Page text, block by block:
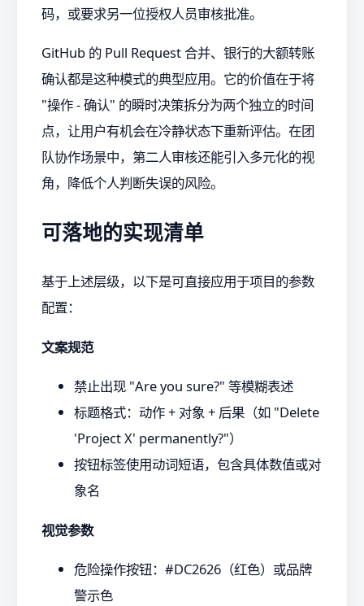
码，或要求另一位授权人员审核批准。
GitHub 的 Pull Request 合并、银行的大额转账
确认都是这种模式的典型应用。它的价值在于将
"操作 - 确认" 的瞬时决策拆分为两个独立的时间
点，让用户有机会在冷静状态下重新评估。在团
队协作场景中，第二人审核还能引入多元化的视
角，降低个人判断失误的风险。
可落地的实现清单
基于上述层级，以下是可直接应用于项目的参数
配置：
文案规范
禁止出现 "Are you sure?" 等模糊表述
标题格式：动作 + 对象 + 后果（如 "Delete
'Project X' permanently?"）
按钮标签使用动词短语，包含具体数值或对
象名
视觉参数
危险操作按钮：#DC2626（红色）或品牌
警示色